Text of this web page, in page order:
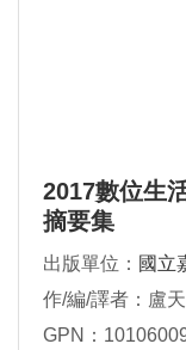
2017數位生
摘要集
出版單位： 國立
作/編/譯者：盧
GPN：